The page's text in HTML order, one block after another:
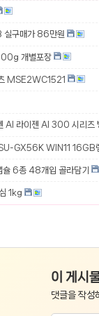
실구매가 86만원
개별포장
MSE2WC1521
AI 라이젠 AI 300 시리
GX56K WIN11 16GB
슐 6종 48개입 골라담기
1kg
이 게시
댓글을 작성